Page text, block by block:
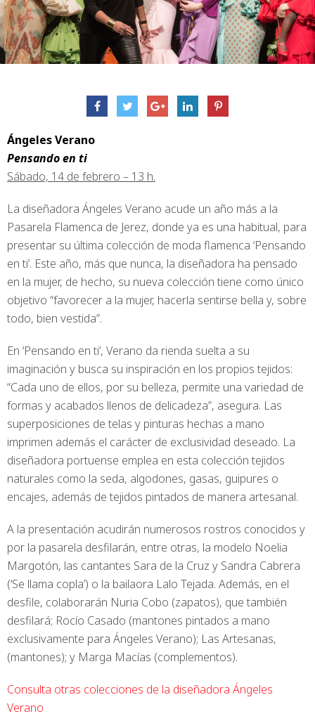
Ángeles Verano
Pensando en ti
Sábado, 14 de febrero – 13 h.
La diseñadora Ángeles Verano acude un año más a la
Pasarela Flamenca de Jerez, donde ya es una habitual, para
presentar su última colección de moda flamenca ‘Pensando
en ti’. Este año, más que nunca, la diseñadora ha pensado
en la mujer, de hecho, su nueva colección tiene como único
objetivo “favorecer a la mujer, hacerla sentirse bella y, sobre
todo, bien vestida”.
En ‘Pensando en ti’, Verano da rienda suelta a su
imaginación y busca su inspiración en los propios tejidos:
“Cada uno de ellos, por su belleza, permite una variedad de
formas y acabados llenos de delicadeza”, asegura. Las
superposiciones de telas y pinturas hechas a mano
imprimen además el carácter de exclusividad deseado. La
diseñadora portuense emplea en esta colección tejidos
naturales como la seda, algodones, gasas, guipures o
encajes, además de tejidos pintados de manera artesanal.
A la presentación acudirán numerosos rostros conocidos y
por la pasarela desfilarán, entre otras, la modelo Noelia
Margotón, las cantantes Sara de la Cruz y Sandra Cabrera
(‘Se llama copla’) o la bailaora Lalo Tejada. Además, en el
desfile, colaborarán Nuria Cobo (zapatos), que también
desfilará; Rocío Casado (mantones pintados a mano
exclusivamente para Ángeles Verano); Las Artesanas,
(mantones); y Marga Macías (complementos).
Consulta otras colecciones de la diseñadora Ángeles
Verano